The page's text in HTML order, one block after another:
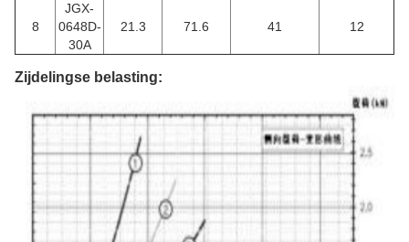
8
JGX-
0648D-
30A
21.3 71.6 41 12
Zijdelingse belasting: